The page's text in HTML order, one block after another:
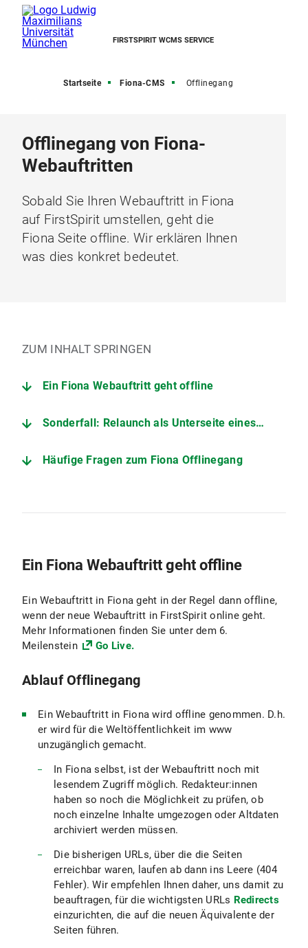
FIRSTSPIRIT WCMS SERVICE
Startseite Fiona-CMS Offlinegang
Offlinegang von Fiona-
Webauftritten
Sobald Sie Ihren Webauftritt in Fiona
auf FirstSpirit umstellen, geht die
Fiona Seite offline. Wir erklären Ihnen
was dies konkret bedeutet.
ZUM INHALT SPRINGEN
Ein Fiona Webauftritt geht offline
Sonderfall: Relaunch als Unterseite eines bestehenden Webauftritts
Häufige Fragen zum Fiona Offlinegang
Ein Fiona Webauftritt geht offline
Ein Webauftritt in Fiona geht in der Regel dann offline,
wenn der neue Webauftritt in FirstSpirit online geht.
Mehr Informationen finden Sie unter dem 6.
Meilenstein
Go Live.
Ablauf Offlinegang
Ein Webauftritt in Fiona wird offline genommen. D.h.
er wird für die Weltöffentlichkeit im www
unzugänglich gemacht.
In Fiona selbst, ist der Webauftritt noch mit
lesendem Zugriff möglich. Redakteur:innen
haben so noch die Möglichkeit zu prüfen, ob
noch einzelne Inhalte umgezogen oder Altdaten
archiviert werden müssen.
Die bisherigen URLs, über die die Seiten
erreichbar waren, laufen ab dann ins Leere (404
Fehler). Wir empfehlen Ihnen daher, uns damit zu
beauftragen, für die wichtigsten URLs Redirects
einzurichten, die auf die neuen Äquivalente der
Seiten führen.